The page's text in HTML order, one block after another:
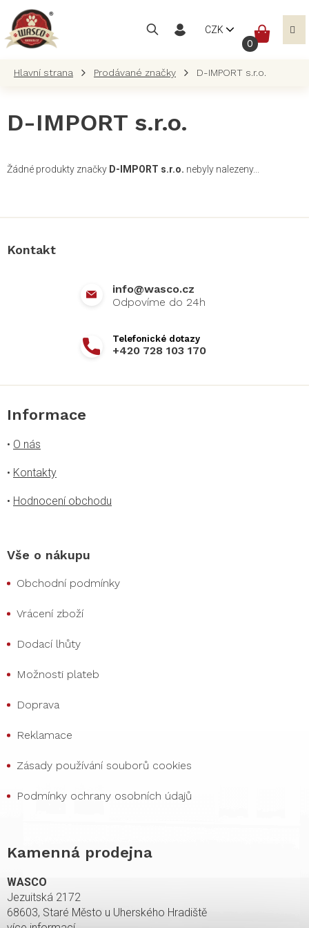
obsah
CZK
Prodávané značky D-IMPORT s.r.o.
D-IMPORT s.r.o.
Žádné produkty značky D-IMPORT s.r.o. nebyly nalezeny...
Kontakt
info@wasco.cz
+420 728 103 170
Informace
• O nás
• Kontakty
• Hodnocení obchodu
Vše o nákupu
Obchodní podmínky
Vrácení zboží
Dodací lhůty
Možnosti plateb
Doprava
Reklamace
Zásady používání souborů cookies
Podmínky ochrany osobních údajů
Kamenná prodejna
WASCO
Jezuitská 2172
68603, Staré Město u Uherského Hradiště